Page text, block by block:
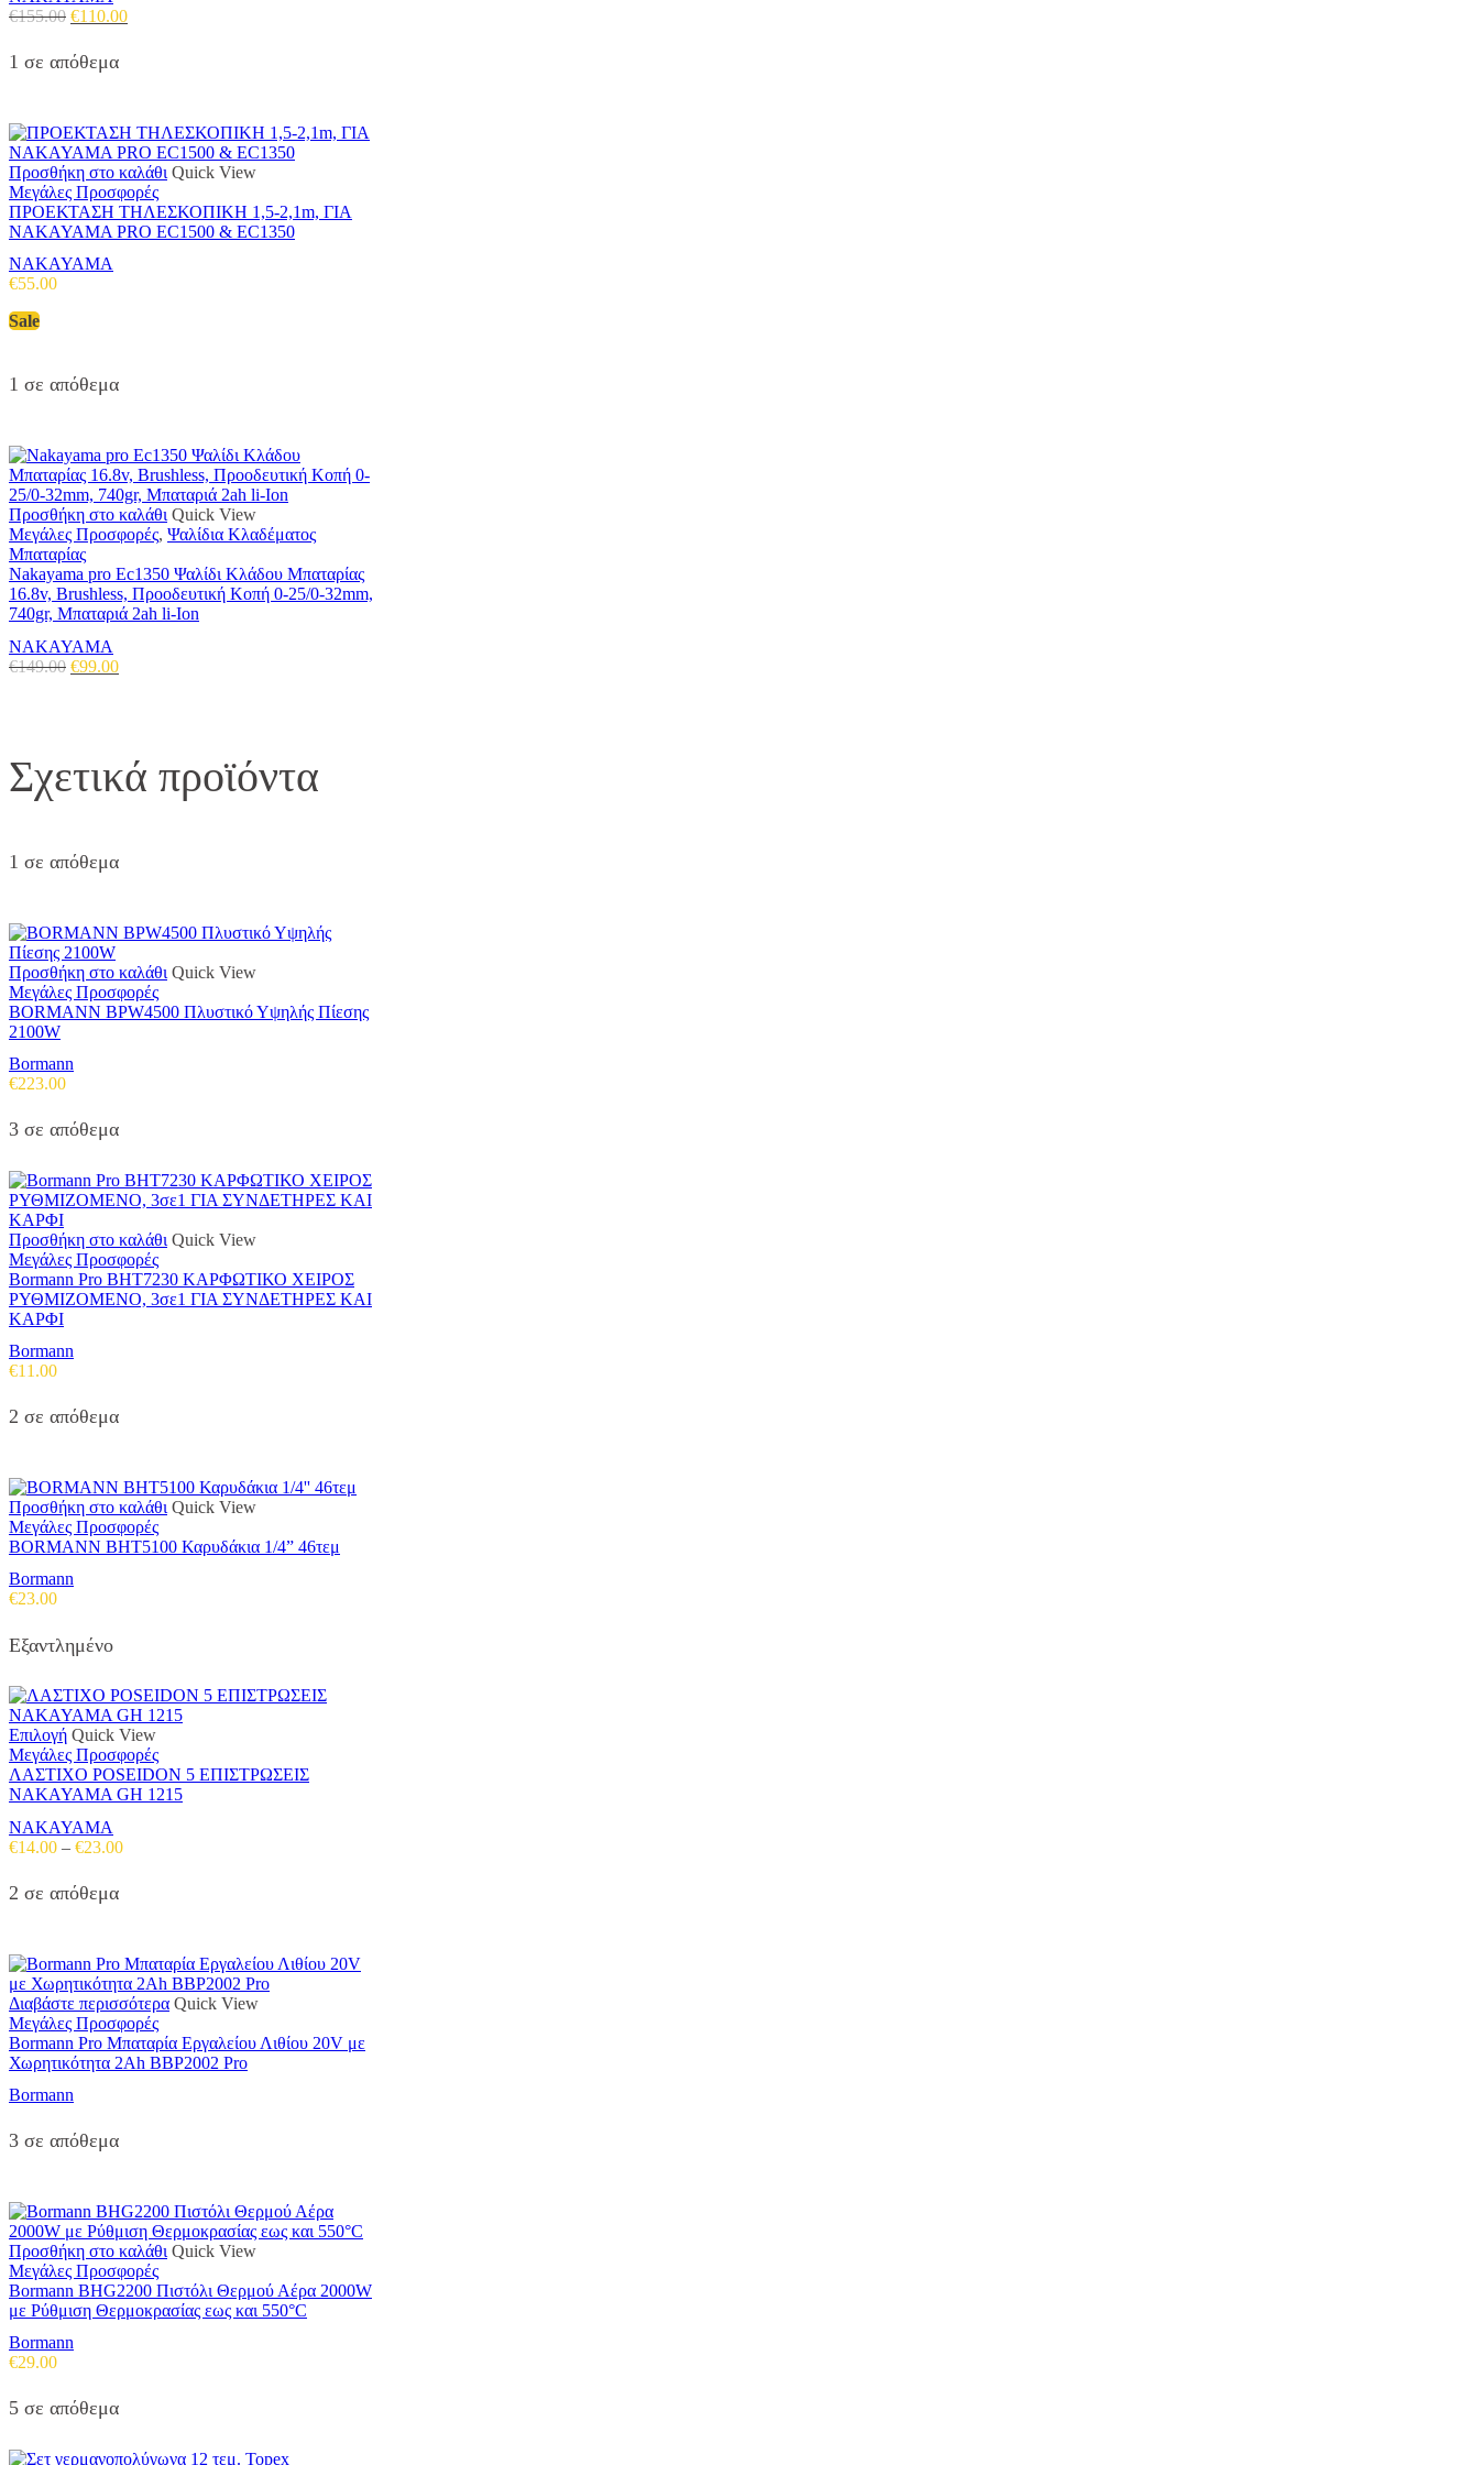
€155.00 Original
was:
€155.00.
€110.00Η
1 σε απόθεμα
Προσθήκη στο καλάθι Quick View
Μεγάλες Προσφορές
ΠΡΟΕΚΤΑΣΗ ΤΗΛΕΣΚΟΠΙΚΗ 1,5-2,1m, ΓΙΑ
NAKAYAMA PRO EC1500 & EC1350
NAKAYAMA
€55.00
Sale
1 σε απόθεμα
Προσθήκη στο καλάθι Quick View
Μεγάλες Προσφορές, Ψαλίδια Κλαδέματος
Μπαταρίας
Nakayama pro Ec1350 Ψαλίδι Κλάδου Μπαταρίας
16.8v, Brushless, Προοδευτική Κοπή 0-25/0-32mm,
740gr, Μπαταριά 2ah li-Ion
NAKAYAMA
€149.00 Original
€99.00Η
Σχετικά προϊόντα
1 σε απόθεμα
Προσθήκη στο καλάθι Quick View
Μεγάλες Προσφορές
BORMANN BPW4500 Πλυστικό Υψηλής Πίεσης
2100W
Bormann
€223.00
3 σε απόθεμα
Προσθήκη στο καλάθι Quick View
Μεγάλες Προσφορές
Bormann Pro BHT7230 ΚΑΡΦΩΤΙΚΟ ΧΕΙΡΟΣ
ΡΥΘΜΙΖΟΜΕΝΟ, 3σε1 ΓΙΑ ΣΥΝΔΕΤΗΡΕΣ ΚΑΙ
ΚΑΡΦΙ
Bormann
€11.00
2 σε απόθεμα
Προσθήκη στο καλάθι Quick View
Μεγάλες Προσφορές
BORMANN BHT5100 Καρυδάκια 1/4” 46τεμ
Bormann
€23.00
Εξαντλημένο
Επιλογή Αυτό
το
προϊόν
έχει
παραλλαγές.
Οι
μπορούν
σελίδα
του
προϊόντος
Quick View
Μεγάλες Προσφορές
ΛΑΣΤΙΧΟ POSEIDON 5 ΕΠΙΣΤΡΩΣΕΙΣ
NAKAYAMA GH 1215
NAKAYAMA
€14.00 – €23.00Price
2 σε απόθεμα
Διαβάστε περισσότερα Quick View
Μεγάλες Προσφορές
Bormann Pro Μπαταρία Εργαλείου Λιθίου 20V με
Χωρητικότητα 2Ah BBP2002 Pro
Bormann
3 σε απόθεμα
Προσθήκη στο καλάθι Quick View
Μεγάλες Προσφορές
Bormann BHG2200 Πιστόλι Θερμού Αέρα 2000W
με Ρύθμιση Θερμοκρασίας εως και 550°C
Bormann
€29.00
5 σε απόθεμα